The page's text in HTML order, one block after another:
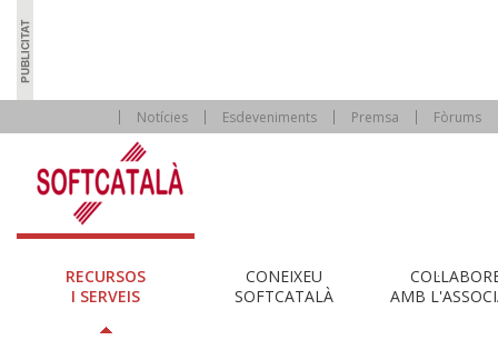
Notícies Esdeveniments Premsa Fòrums
RECURSOS
I SERVEIS
CONEIXEU
SOFTCATALÀ
AMB